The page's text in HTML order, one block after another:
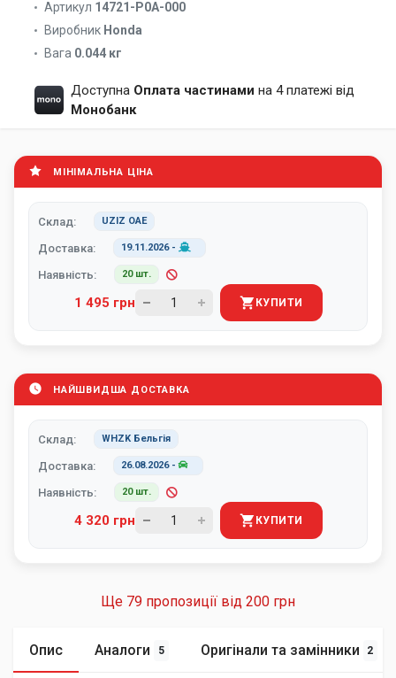
Артикул 14721-P0A-000
Виробник Honda
Вага 0.044 кг
Доступна Оплата частинами на 4 платежі від
Монобанк
МІНІМАЛЬНА ЦІНА
Склад: UZIZ ОАЕ
Доставка: 19.11.2026-
Наявність: 20 шт.
1 495 грн КУПИТИ
НАЙШВИДША ДОСТАВКА
Склад: WHZK Бельгія
Доставка: 26.08.2026-
Наявність: 20 шт.
4 320 грн КУПИТИ
Ще 79 пропозиції від 200 грн
Опис Аналоги 5 Оригінали та замінники 2